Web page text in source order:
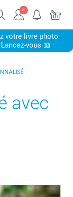
votre livre photo
vous 📖
avec